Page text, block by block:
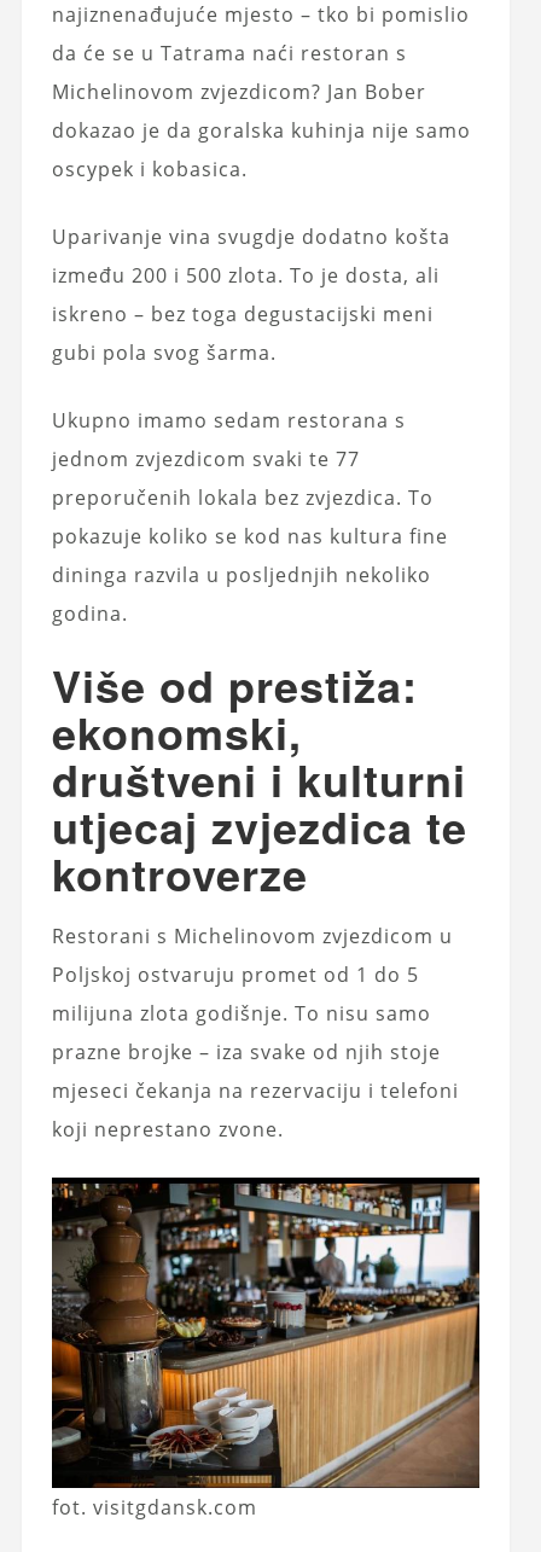
najiznenađujuće mjesto – tko bi pomislio
da će se u Tatrama naći restoran s
Michelinovom zvjezdicom? Jan Bober
dokazao je da goralska kuhinja nije samo
oscypek i kobasica.
Uparivanje vina svugdje dodatno košta
između 200 i 500 zlota. To je dosta, ali
iskreno – bez toga degustacijski meni
gubi pola svog šarma.
Ukupno imamo sedam restorana s
jednom zvjezdicom svaki te 77
preporučenih lokala bez zvjezdica. To
pokazuje koliko se kod nas kultura fine
dininga razvila u posljednjih nekoliko
godina.
Više od prestiža:
ekonomski,
društveni i kulturni
utjecaj zvjezdica te
kontroverze
Restorani s Michelinovom zvjezdicom u
Poljskoj ostvaruju promet od 1 do 5
milijuna zlota godišnje. To nisu samo
prazne brojke – iza svake od njih stoje
mjeseci čekanja na rezervaciju i telefoni
koji neprestano zvone.
fot. visitgdansk.com